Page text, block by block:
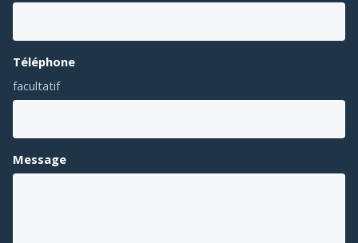
Téléphone
facultatif
Message